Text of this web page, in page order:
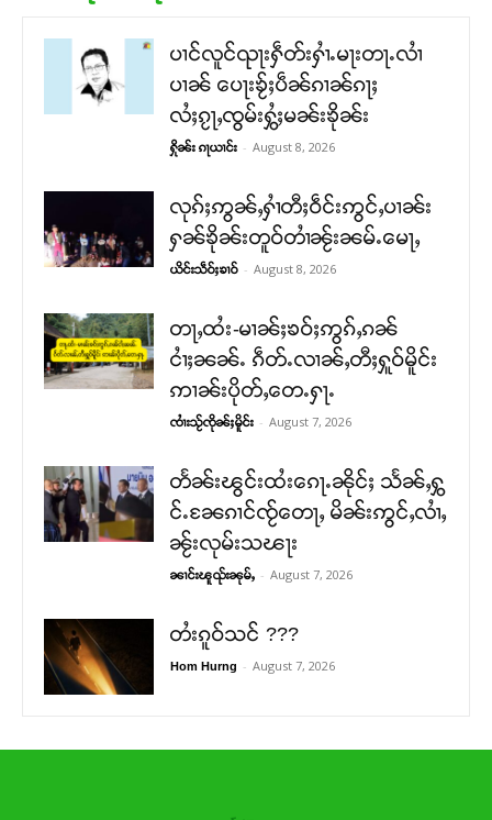
ပၢင်လူင်ၺႃးႁဵတ်းႁၢႆႉမႃးတႃႉလၢႆ
ပၢၼ် ​​ပေႃးၶႂ်ႈပဵၼ်ၵၢၼ်ၵႃႈ
လႆႈၵႂႃႇၸွမ်းႁွႆႈမၼ်းၶိုၼ်း
ႁိုၼ်း ၵႃယၢင်း - August 8, 2026
လုၵ်ႈဢွၼ်ႇႁၢႆတီႈဝဵင်းဢွင်ႇပၢၼ်း
ႁၼ်ၶိုၼ်းတူဝ်တၢႆၼႂ်းၼမ်ႉမေႃႇ
ယိင်းသဵဝ်ႈၶၢဝ် - August 8, 2026
တႃႇထႆး-မၢၼ်ႈၶဝ်ႈဢွၵ်ႇၵၼ်
ငၢႆႈၼၼ်ႉ ၵဵတ်ႉလၢၼ်ႇတီႈႁူဝ်မိူင်း
ဢၢၼ်းပိုတ်ႇတေႉႁႃႉ
ၸၢႆးသႂ်ၸိုၼ်ႈမိူင်း - August 7, 2026
တႅၼ်းၽွင်းထႆးၵေႃႉၼိုင်ႈ သႅၼ်ႇႁွ
င်ႉၼႄၵၢင်ၸႂ်တေႃႇ မိၼ်းဢွင်ႇလၢႆႇ
ၼႂ်းလုမ်းသၽႃး
ၼၢင်းၽူၺ်းၼုမ်ႇ - August 7, 2026
တႆးၵူဝ်သင် ???
Hom Hurng - August 7, 2026